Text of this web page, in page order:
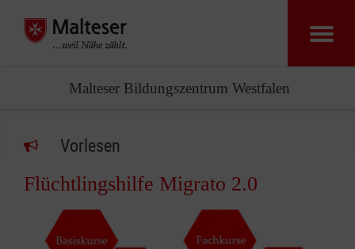
Malteser Bildungszentrum Westfalen
Vorlesen
Flüchtlingshilfe Migrato 2.0